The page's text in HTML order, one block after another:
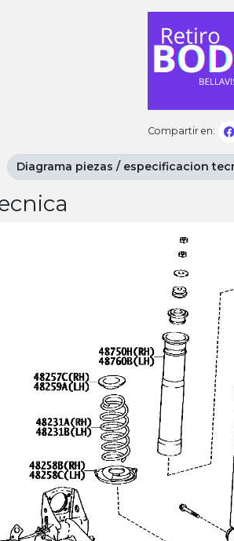
Compartir en:
Diagrama piezas / especificacion